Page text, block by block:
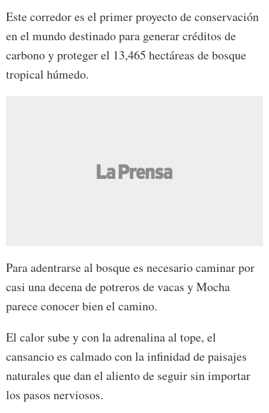
Este corredor es el primer proyecto de conservación
en el mundo destinado para generar créditos de
carbono y proteger el 13,465 hectáreas de bosque
tropical húmedo.
Para adentrarse al bosque es necesario caminar por
casi una decena de potreros de vacas y Mocha
parece conocer bien el camino.
El calor sube y con la adrenalina al tope, el
cansancio es calmado con la infinidad de paisajes
naturales que dan el aliento de seguir sin importar
los pasos nerviosos.